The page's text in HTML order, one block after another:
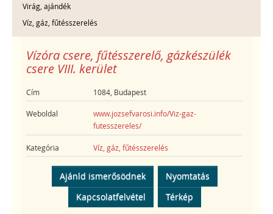
Virág, ajándék
Víz, gáz, fűtésszerelés
Vízóra csere, fűtésszerelő, gázkészülék
csere VIII. kerület
Cím 1084, Budapest
Weboldal
www.jozsefvarosi.info/Viz-gaz-
futesszereles/
Kategória Víz, gáz, fűtésszerelés
Ajánld ismerősödnek
Nyomtatás
Kapcsolatfelvétel
Térkép